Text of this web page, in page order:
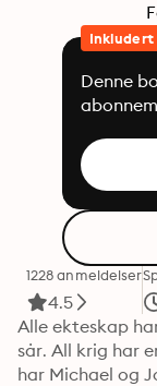
Inkludert
Denne
1228 anmeldelser
4.5
Alle ekteskap
sår. All krig har
har Michael og